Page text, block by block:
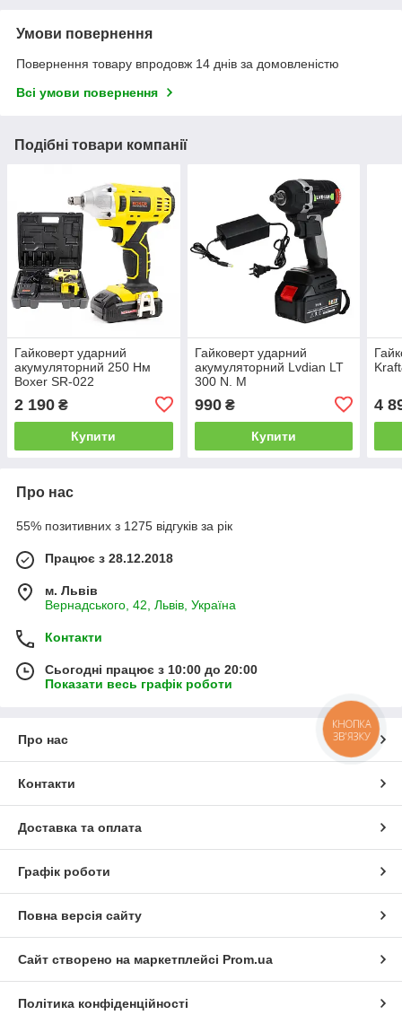
Умови повернення
Повернення товару впродовж 14 днів за домовленістю
Всі умови повернення
Подібні товари компанії
Гайковерт ударний
акумуляторний 250 Нм
Boxer SR-022
2 190 ₴
Купити
Гайковерт ударний
акумуляторний Lvdian LT
300 N. M
990₴
Купити
4
Про нас
55% позитивних з 1275 відгуків за рік
Працює з 28.12.2018
м. Львів
Вернадського, 42, Львів, Україна
Контакти
Сьогодні працює з 10:00 до 20:00
Показати весь графік роботи
Про нас
Контакти
Доставка та оплата
Графік роботи
Повна версія сайту
Сайт створено на маркетплейсі Prom.ua
Політика конфіденційності
КНОПКА
ЗВ'ЯЗКУ